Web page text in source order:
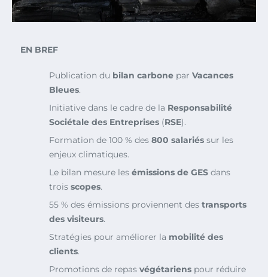
EN BREF
Publication du bilan carbone par Vacances
Bleues.
Initiative dans le cadre de la Responsabilité
Sociétale des Entreprises (RSE).
Formation de 100 % des 800 salariés sur les
enjeux climatiques.
Le bilan mesure les émissions de GES dans
trois scopes.
55 % des émissions proviennent des transports
des visiteurs.
Stratégies pour améliorer la mobilité des
clients.
Promotions de repas végétariens pour réduire